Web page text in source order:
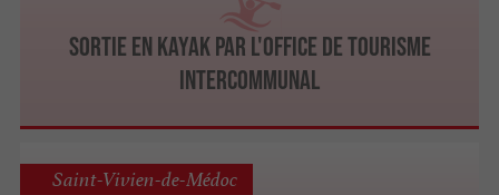
Sortie en kayak par l'Office de Tourisme
Intercommunal
Saint-Vivien-de-Médoc